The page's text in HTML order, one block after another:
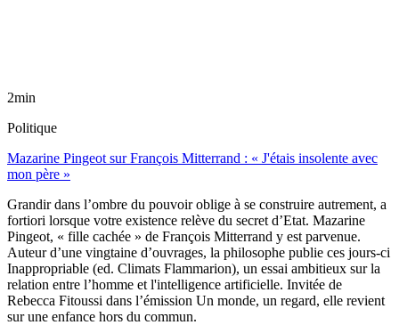
2min
Politique
Mazarine Pingeot sur François Mitterrand : « J'étais insolente avec
mon père »
Grandir dans l’ombre du pouvoir oblige à se construire autrement, a
fortiori lorsque votre existence relève du secret d’Etat. Mazarine
Pingeot, « fille cachée » de François Mitterrand y est parvenue.
Auteur d’une vingtaine d’ouvrages, la philosophe publie ces jours-ci
Inappropriable (ed. Climats Flammarion), un essai ambitieux sur la
relation entre l’homme et l'intelligence artificielle. Invitée de
Rebecca Fitoussi dans l’émission Un monde, un regard, elle revient
sur une enfance hors du commun.